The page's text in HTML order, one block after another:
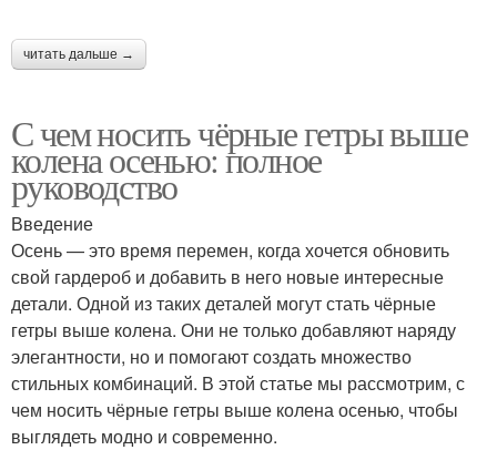
читать дальше →
С чем носить чёрные гетры выше
колена осенью: полное
руководство
Введение
Осень — это время перемен, когда хочется обновить
свой гардероб и добавить в него новые интересные
детали. Одной из таких деталей могут стать чёрные
гетры выше колена. Они не только добавляют наряду
элегантности, но и помогают создать множество
стильных комбинаций. В этой статье мы рассмотрим, с
чем носить чёрные гетры выше колена осенью, чтобы
выглядеть модно и современно.